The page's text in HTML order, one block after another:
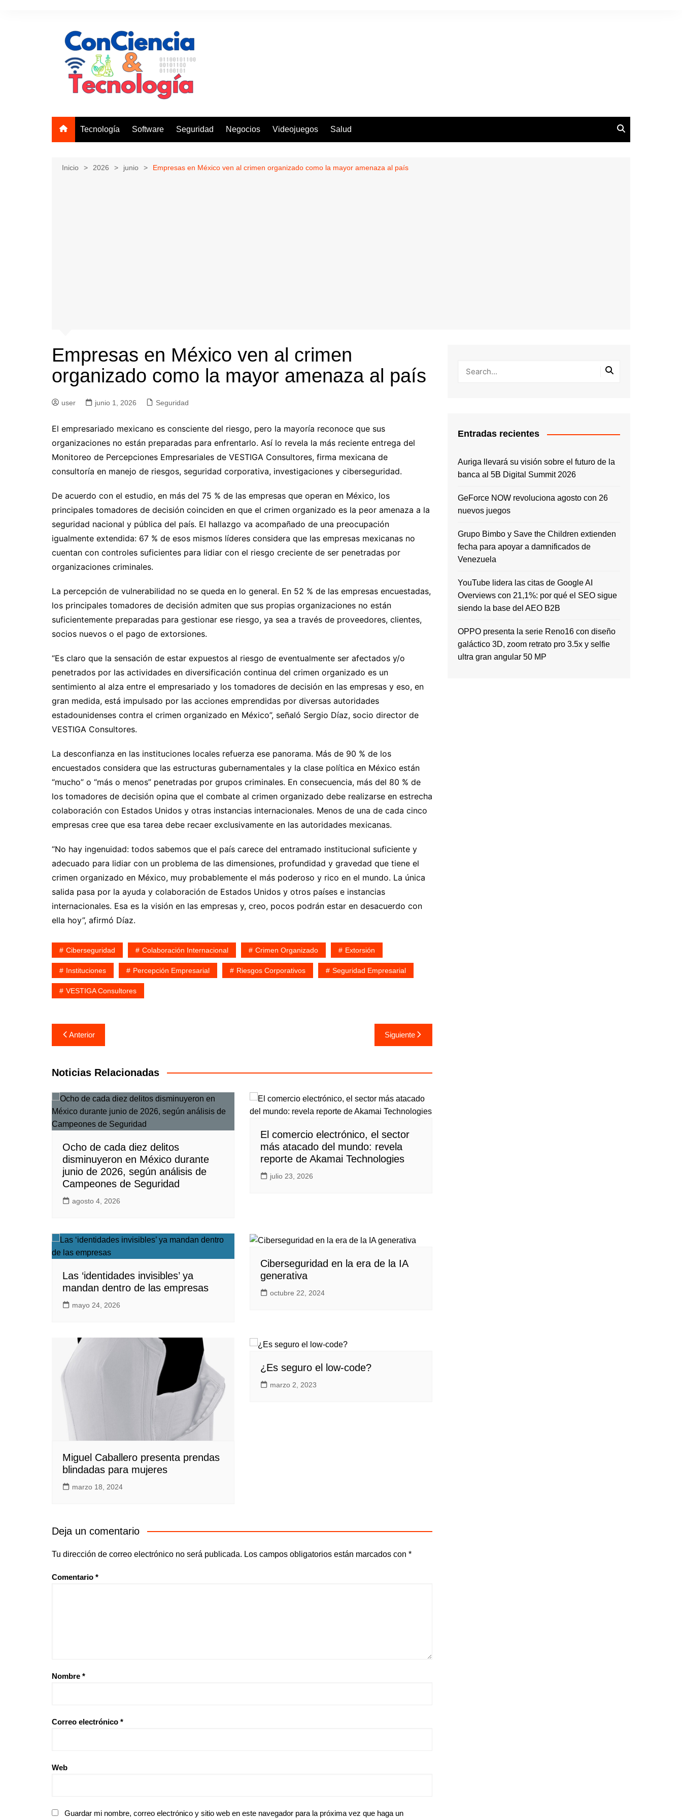
Tecnología Software Seguridad Negocios Videojuegos Salud
Inicio 2026 junio Empresas en México ven al crimen organizado como la mayor amenaza al país
Empresas en México ven al crimen
organizado como la mayor amenaza al país
user junio 1, 2026 Seguridad
El empresariado mexicano es consciente del riesgo, pero la mayoría reconoce que sus
organizaciones no están preparadas para enfrentarlo. Así lo revela la más reciente entrega del
Monitoreo de Percepciones Empresariales de VESTIGA Consultores, firma mexicana de
consultoría en manejo de riesgos, seguridad corporativa, investigaciones y ciberseguridad.
De acuerdo con el estudio, en más del 75 % de las empresas que operan en México, los
principales tomadores de decisión coinciden en que el crimen organizado es la peor amenaza a la
seguridad nacional y pública del país. El hallazgo va acompañado de una preocupación
igualmente extendida: 67 % de esos mismos líderes considera que las empresas mexicanas no
cuentan con controles suficientes para lidiar con el riesgo creciente de ser penetradas por
organizaciones criminales.
La percepción de vulnerabilidad no se queda en lo general. En 52 % de las empresas encuestadas,
los principales tomadores de decisión admiten que sus propias organizaciones no están
suficientemente preparadas para gestionar ese riesgo, ya sea a través de proveedores, clientes,
socios nuevos o el pago de extorsiones.
“Es claro que la sensación de estar expuestos al riesgo de eventualmente ser afectados y/o
penetrados por las actividades en diversificación continua del crimen organizado es un
sentimiento al alza entre el empresariado y los tomadores de decisión en las empresas y eso, en
gran medida, está impulsado por las acciones emprendidas por diversas autoridades
estadounidenses contra el crimen organizado en México”, señaló Sergio Díaz, socio director de
VESTIGA Consultores.
La desconfianza en las instituciones locales refuerza ese panorama. Más de 90 % de los
encuestados considera que las estructuras gubernamentales y la clase política en México están
“mucho” o “más o menos” penetradas por grupos criminales. En consecuencia, más del 80 % de
los tomadores de decisión opina que el combate al crimen organizado debe realizarse en estrecha
colaboración con Estados Unidos y otras instancias internacionales. Menos de una de cada cinco
empresas cree que esa tarea debe recaer exclusivamente en las autoridades mexicanas.
“No hay ingenuidad: todos sabemos que el país carece del entramado institucional suficiente y
adecuado para lidiar con un problema de las dimensiones, profundidad y gravedad que tiene el
crimen organizado en México, muy probablemente el más poderoso y rico en el mundo. La única
salida pasa por la ayuda y colaboración de Estados Unidos y otros países e instancias
internacionales. Esa es la visión en las empresas y, creo, pocos podrán estar en desacuerdo con
ella hoy”, afirmó Díaz.
Ciberseguridad Colaboración Internacional Crimen Organizado Extorsión
Instituciones Percepción Empresarial Riesgos Corporativos Seguridad Empresarial
VESTIGA Consultores
Navegación
de
entradas
Anterior Siguiente
Noticias Relacionadas
Ocho de cada diez delitos
disminuyeron en México durante
junio de 2026, según análisis de
Campeones de Seguridad
agosto 4, 2026
El comercio electrónico, el sector
más atacado del mundo: revela
reporte de Akamai Technologies
julio 23, 2026
Las ‘identidades invisibles’ ya
mandan dentro de las empresas
mayo 24, 2026
Ciberseguridad en la era de la IA
generativa
octubre 22, 2024
Miguel Caballero presenta prendas
blindadas para mujeres
marzo 18, 2024
¿Es seguro el low-code?
marzo 2, 2023
Deja un comentario
Tu dirección de correo electrónico no será publicada. Los campos obligatorios están marcados con *
Comentario *
Nombre *
Correo electrónico *
Web
Guardar mi nombre, correo electrónico y sitio web en este navegador para la próxima vez que haga un
Entradas recientes
Auriga llevará su visión sobre el futuro de la
banca al 5B Digital Summit 2026
GeForce NOW revoluciona agosto con 26
nuevos juegos
Grupo Bimbo y Save the Children extienden
fecha para apoyar a damnificados de
Venezuela
YouTube lidera las citas de Google AI
Overviews con 21,1%: por qué el SEO sigue
siendo la base del AEO B2B
OPPO presenta la serie Reno16 con diseño
galáctico 3D, zoom retrato pro 3.5x y selfie
ultra gran angular 50 MP